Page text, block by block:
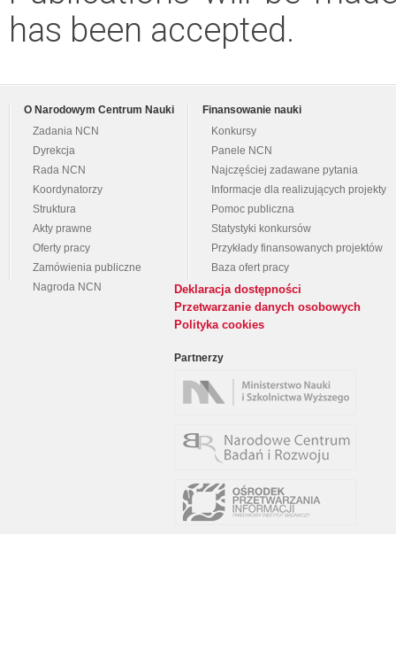
has been accepted.
O Narodowym Centrum Nauki
Zadania NCN
Dyrekcja
Rada NCN
Koordynatorzy
Struktura
Akty prawne
Oferty pracy
Zamówienia publiczne
Nagroda NCN
Finansowanie nauki
Konkursy
Panele NCN
Najczęściej zadawane pytania
Informacje dla realizujących projekty
Pomoc publiczna
Statystyki konkursów
Przykłady finansowanych projektów
Baza ofert pracy
Deklaracja dostępności
Przetwarzanie danych osobowych
Polityka cookies
Partnerzy